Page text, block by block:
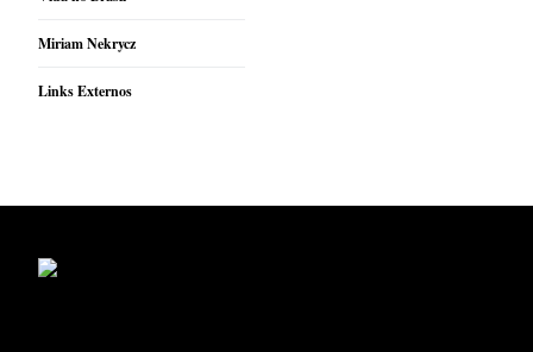
Miriam Nekrycz
Links Externos